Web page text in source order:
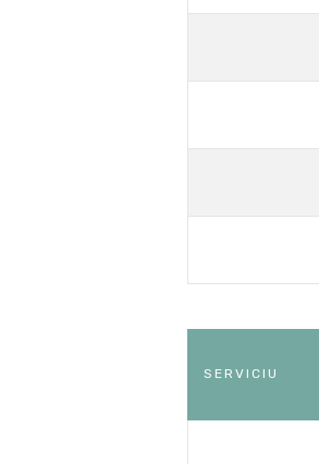
SERVICIU